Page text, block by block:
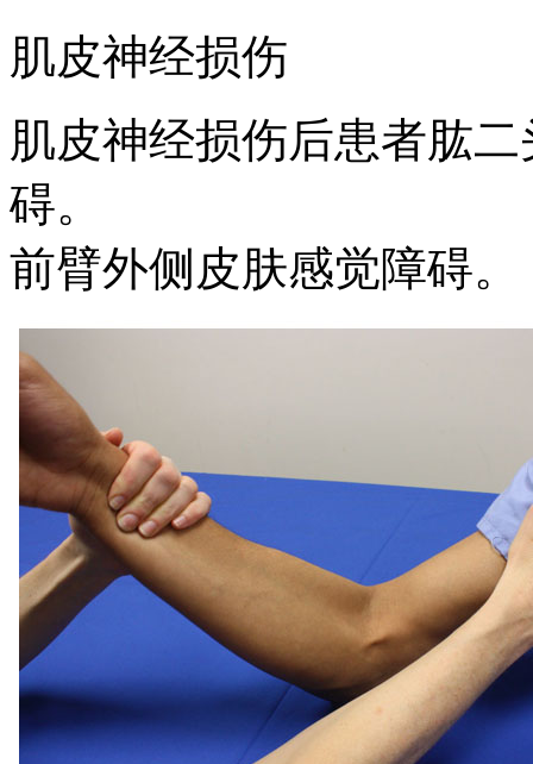
肌皮神经损伤
肌皮神经损伤后患者肱
碍。
前臂外侧皮肤感觉障碍。